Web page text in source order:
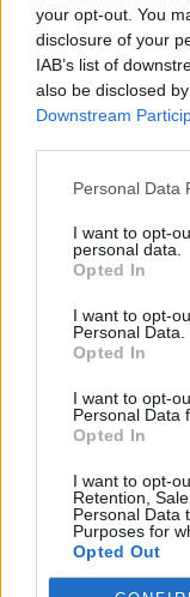
your opt-out. You
disclosure of your
IAB’s list of
also be disclosed
Downstream
Personal Data
I want to opt-
personal data.
Opted In
I want to opt-
Personal Data.
Opted In
I want to opt-
Personal Data
Opted In
I want to opt-
Retention,
Personal Data
Purposes for
Opted Out
Info
Lähetä uutisvinkki
RSS-ohje
Lifestyle
Matkailu
Some
YouTube
Facebook